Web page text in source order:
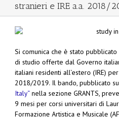
stranieri e IRE a.a. 2018/
Si comunica che è stato
di studio offerte dal Governo
italiani residenti all’estero (IRE)
2018/2019. Il bando, pubblicato
Italy” nella sezione GRANTS,
9 mesi per corsi universitari di
Formazione Artistica e Musicale